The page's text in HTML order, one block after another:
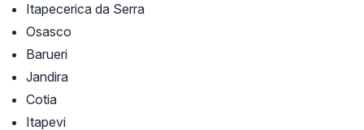
Itapecerica da Serra
Osasco
Barueri
Jandira
Cotia
Itapevi